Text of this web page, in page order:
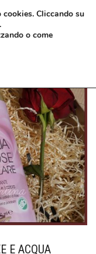
E ACQUA
Cliccando su
o come